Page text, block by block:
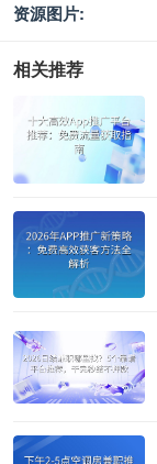
资源图片:
相关推荐